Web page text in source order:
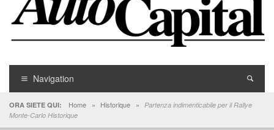
Il Concorso Villa d’Este è ai nastri di partenza
I SUV Premium Omoda & Jaecoo
AutoCapital di marzo è in edicola!
Navigation
ORA SIETE QUI: Home » Historique »
Partenza indimenticabile per il Rallye
Monte-Carlo Historique